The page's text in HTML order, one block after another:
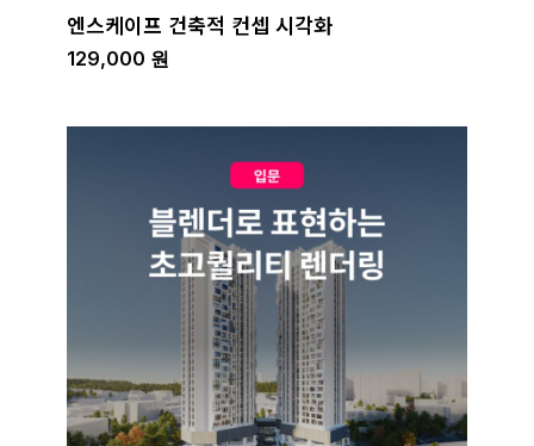
엔스케이프 건축적 컨셉 시각화
129,000 원